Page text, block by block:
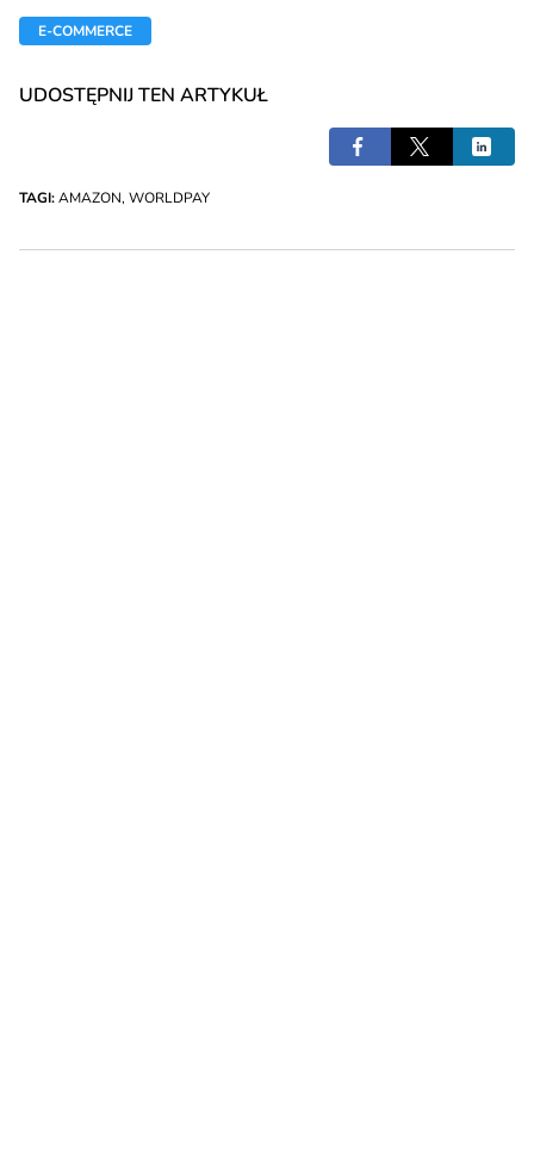
E-COMMERCE
UDOSTĘPNIJ TEN ARTYKUŁ
TAGI:AMAZON, WORLDPAY